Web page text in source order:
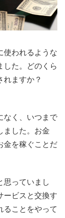
使われるような
した。どのくら
れますか？
なく、いつまで
ました。お金
金を稼ぐことだ
思っていまし
ービスと交換す
ることをやって